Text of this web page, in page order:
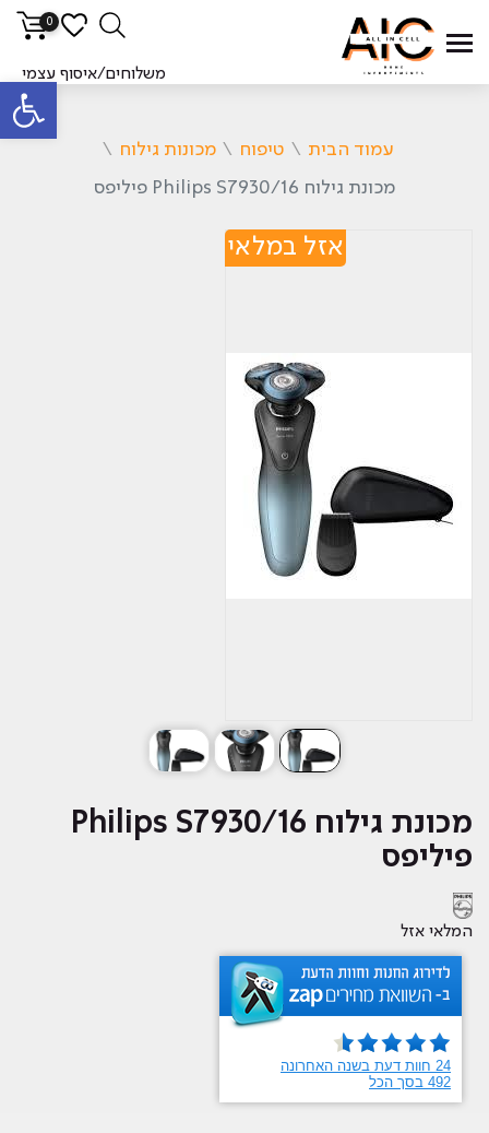
פתח
0
משלוחים/איסוף עצמי
עמוד הבית \ טיפוח \ מכונות גילוח \
מכונת גילוח Philips S7930/16 פיליפס
מכונת גילוח Philips S7930/16
פיליפס
המלאי אזל
אזל במלאי